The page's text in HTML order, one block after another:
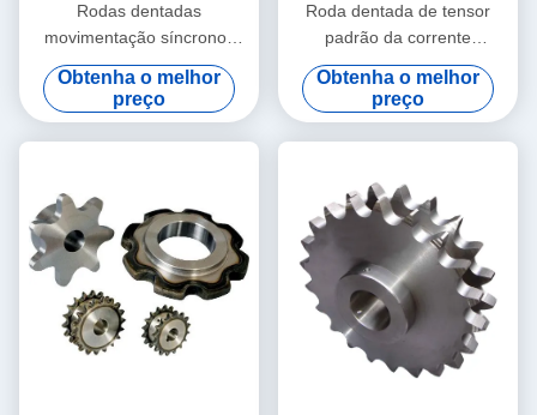
Rodas dentadas
movimentação síncronos
inoxidáveis de corrente da
polia
Obtenha o melhor
preço
Roda dentada de tensor
padrão da corrente
movimentação do ANSI que
carrega a roda dentada
furada
Obtenha o melhor
preço